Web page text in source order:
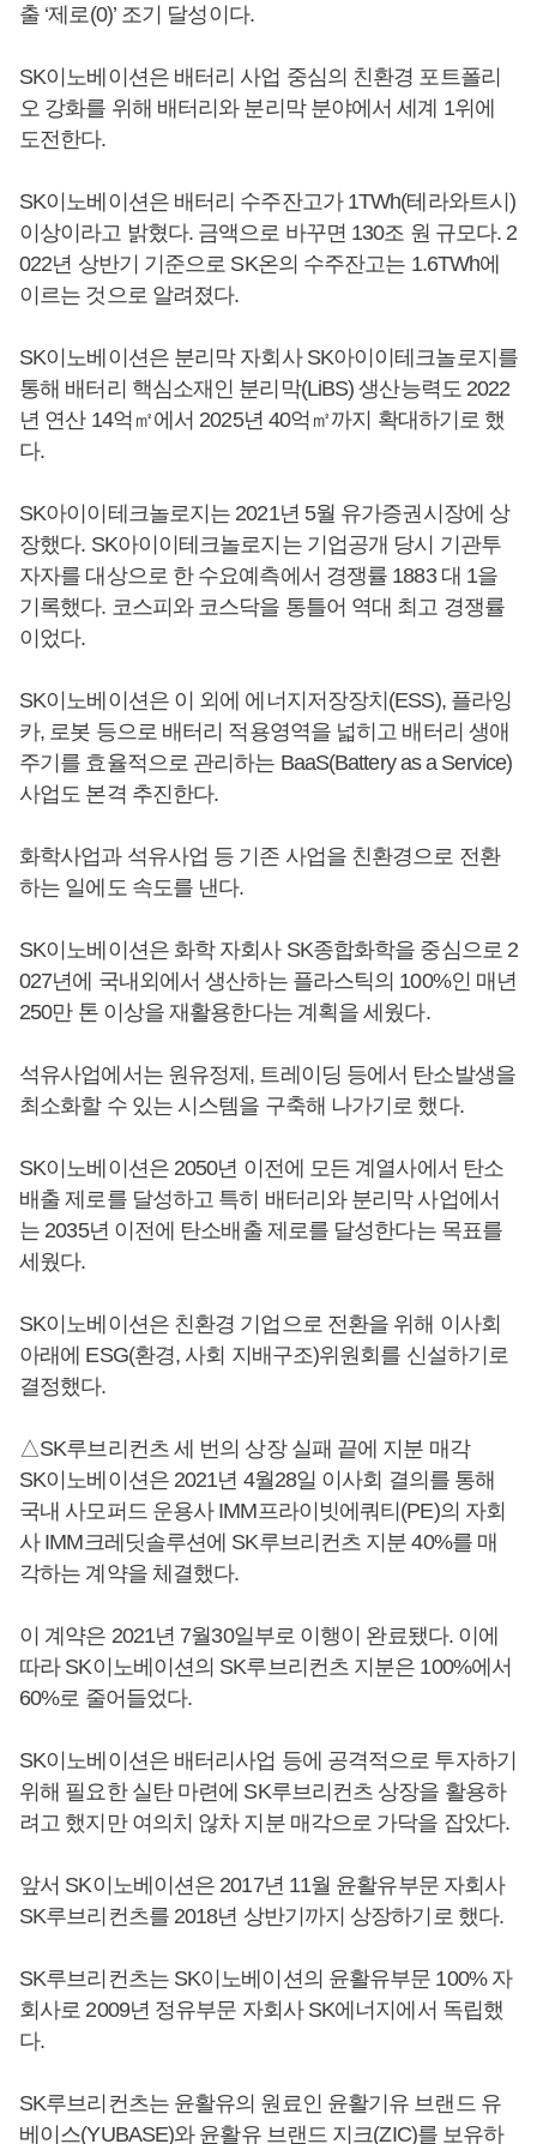
출 ‘제로(0)’ 조기 달성이다.
SK이노베이션은 배터리 사업 중심의 친환경 포트폴리
오 강화를 위해 배터리와 분리막 분야에서 세계 1위에
도전한다.
SK이노베이션은 배터리 수주잔고가 1TWh(테라와트시)
이상이라고 밝혔다. 금액으로 바꾸면 130조 원 규모다. 2
022년 상반기 기준으로 SK온의 수주잔고는 1.6TWh에
이르는 것으로 알려졌다.
SK이노베이션은 분리막 자회사 SK아이이테크놀로지를
통해 배터리 핵심소재인 분리막(LiBS) 생산능력도 2022
년 연산 14억㎡에서 2025년 40억㎡까지 확대하기로 했
다.
SK아이이테크놀로지는 2021년 5월 유가증권시장에 상
장했다. SK아이이테크놀로지는 기업공개 당시 기관투
자자를 대상으로 한 수요예측에서 경쟁률 1883 대 1을
기록했다. 코스피와 코스닥을 통틀어 역대 최고 경쟁률
이었다.
SK이노베이션은 이 외에 에너지저장장치(ESS), 플라잉
카, 로봇 등으로 배터리 적용영역을 넓히고 배터리 생애
주기를 효율적으로 관리하는 BaaS(Battery as a Service)
사업도 본격 추진한다.
화학사업과 석유사업 등 기존 사업을 친환경으로 전환
하는 일에도 속도를 낸다.
SK이노베이션은 화학 자회사 SK종합화학을 중심으로 2
027년에 국내외에서 생산하는 플라스틱의 100%인 매년
250만 톤 이상을 재활용한다는 계획을 세웠다.
석유사업에서는 원유정제, 트레이딩 등에서 탄소발생을
최소화할 수 있는 시스템을 구축해 나가기로 했다.
SK이노베이션은 2050년 이전에 모든 계열사에서 탄소
배출 제로를 달성하고 특히 배터리와 분리막 사업에서
는 2035년 이전에 탄소배출 제로를 달성한다는 목표를
세웠다.
SK이노베이션은 친환경 기업으로 전환을 위해 이사회
아래에 ESG(환경, 사회 지배구조)위원회를 신설하기로
결정했다.
△SK루브리컨츠 세 번의 상장 실패 끝에 지분 매각
SK이노베이션은 2021년 4월28일 이사회 결의를 통해
국내 사모퍼드 운용사 IMM프라이빗에쿼티(PE)의 자회
사 IMM크레딧솔루션에 SK루브리컨츠 지분 40%를 매
각하는 계약을 체결했다.
이 계약은 2021년 7월30일부로 이행이 완료됐다. 이에
따라 SK이노베이션의 SK루브리컨츠 지분은 100%에서
60%로 줄어들었다.
SK이노베이션은 배터리사업 등에 공격적으로 투자하기
위해 필요한 실탄 마련에 SK루브리컨츠 상장을 활용하
려고 했지만 여의치 않차 지분 매각으로 가닥을 잡았다.
앞서 SK이노베이션은 2017년 11월 윤활유부문 자회사
SK루브리컨츠를 2018년 상반기까지 상장하기로 했다.
SK루브리컨츠는 SK이노베이션의 윤활유부문 100% 자
회사로 2009년 정유부문 자회사 SK에너지에서 독립했
다.
SK루브리컨츠는 윤활유의 원료인 윤활기유 브랜드 유
베이스(YUBASE)와 윤활유 브랜드 지크(ZIC)를 보유하